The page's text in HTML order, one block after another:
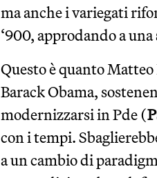
ma anche i variegati
‘900, approdando a una
Questo è quanto
Barack Obama,
modernizzarsi in Pde (
con i tempi.
a un cambio di